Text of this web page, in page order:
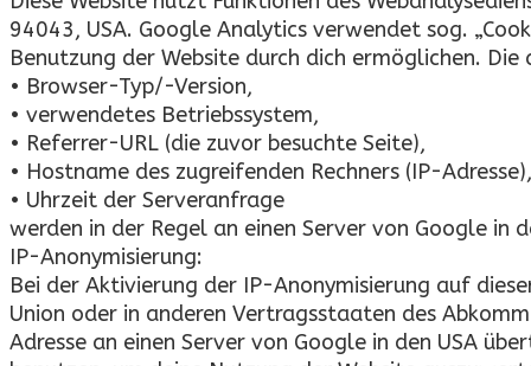
94043, USA. Google Analytics verwendet sog.
Benutzung der Website durch dich ermöglichen.
• Browser-Typ/-Version,
• verwendetes Betriebssystem,
• Referrer-URL (die zuvor besuchte Seite),
• Hostname des zugreifenden Rechners (IP-Adresse),
• Uhrzeit der Serveranfrage
werden in der Regel an einen Server von Google in
IP-Anonymisierung:
Bei der Aktivierung der IP-Anonymisierung auf
Union oder in anderen Vertragsstaaten des
Adresse an einen Server von Google in den USA